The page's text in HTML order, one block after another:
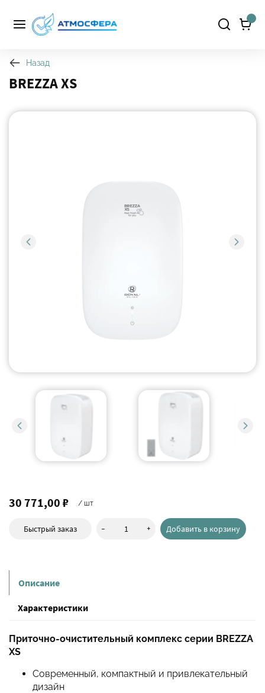
Назад
BREZZA XS
30 771,00 ₽ / шт
Быстрый заказ - + Добавить в корзину
Описание
Характеристики
Приточно-очистительный комплекс серии BREZZA
XS
Современный, компактный и привлекательный
дизайн